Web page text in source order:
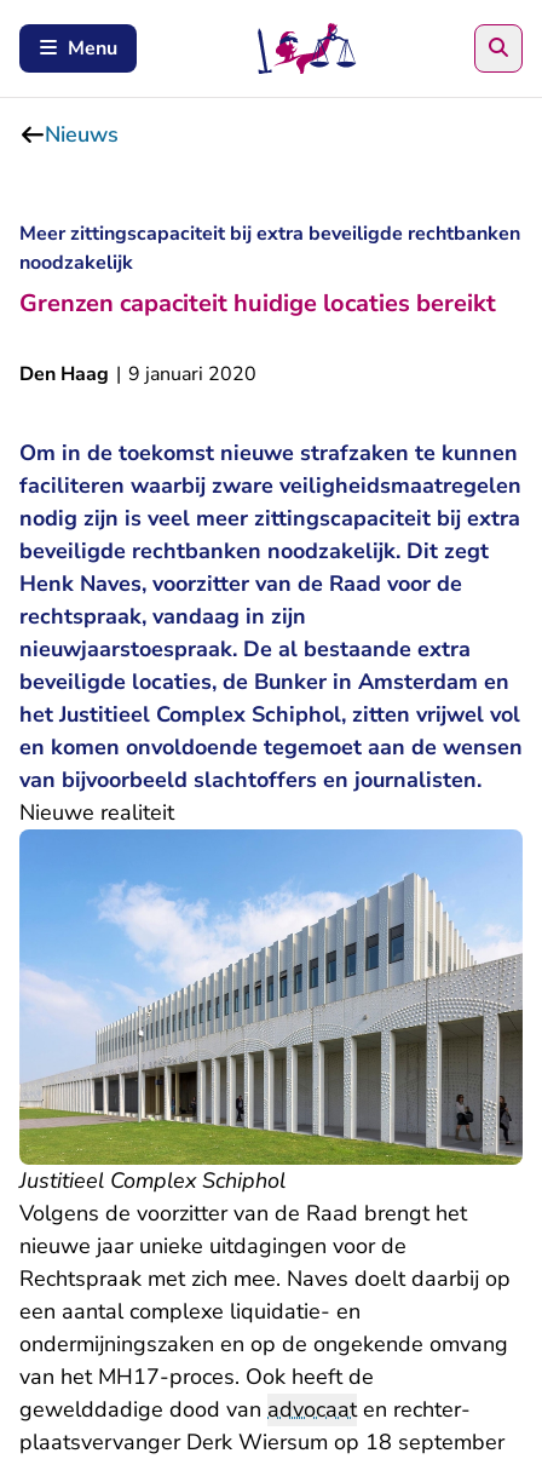
Menu
Nieuws
Meer zittingscapaciteit bij extra beveiligde rechtbanken
noodzakelijk
Grenzen capaciteit huidige locaties bereikt
Den Haag | 9 januari 2020
Om in de toekomst nieuwe strafzaken te kunnen
faciliteren waarbij zware veiligheidsmaatregelen
nodig zijn is veel meer zittingscapaciteit bij extra
beveiligde rechtbanken noodzakelijk. Dit zegt
Henk Naves, voorzitter van de Raad voor de
rechtspraak, vandaag in zijn
nieuwjaarstoespraak. De al bestaande extra
beveiligde locaties, de Bunker in Amsterdam en
het Justitieel Complex Schiphol, zitten vrijwel vol
en komen onvoldoende tegemoet aan de wensen
van bijvoorbeeld slachtoffers en journalisten.
Nieuwe realiteit
Justitieel Complex Schiphol
Volgens de voorzitter van de Raad brengt het
nieuwe jaar unieke uitdagingen voor de
Rechtspraak met zich mee. Naves doelt daarbij op
een aantal complexe liquidatie- en
ondermijningszaken en op de ongekende omvang
van het MH17-proces. Ook heeft de
gewelddadige dood van advocaaten rechter-
plaatsvervanger Derk Wiersum op 18 september